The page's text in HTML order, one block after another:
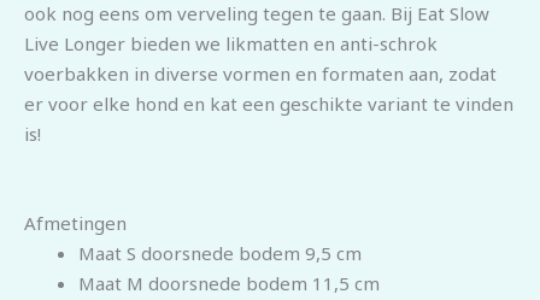
ook nog eens om verveling tegen te gaan. Bij Eat Slow
Live Longer bieden we likmatten en anti-schrok
voerbakken in diverse vormen en formaten aan, zodat
er voor elke hond en kat een geschikte variant te vinden
is!
Afmetingen
Maat S doorsnede bodem 9,5 cm
Maat M doorsnede bodem 11,5 cm